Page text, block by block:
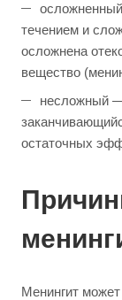
течением и
осложнена
вещество
несложный
остаточных
Менингит